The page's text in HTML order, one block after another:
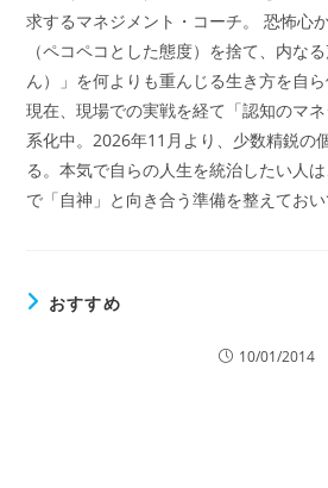
求するマネジメント・コーチ。 恐怖心
（ペコペコとした態度）を捨て、内な
ん）」を何よりも重んじる生き方を自ら
現在、現場での実戦を経て「認知のマ
系化中。2026年11月より、少数精鋭の
る。本気で自らの人生を統治したい人
で「自神」と向き合う準備を整えておい
おすすめ
10/01/2014